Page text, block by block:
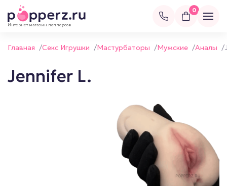
Интернет магазин попперсов
0
Главная /Секс Игрушки /Мастурбаторы /Мужские /Аналы /
Jennifer L.